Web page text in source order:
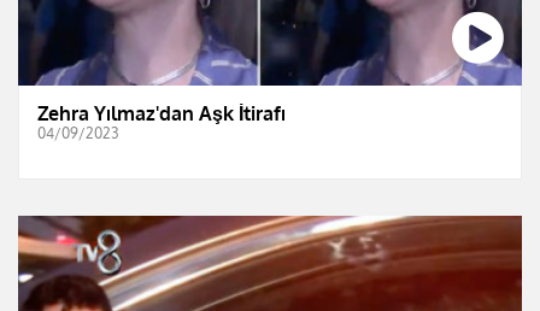
Zehra Yılmaz'dan Aşk İtirafı
04/09/2023